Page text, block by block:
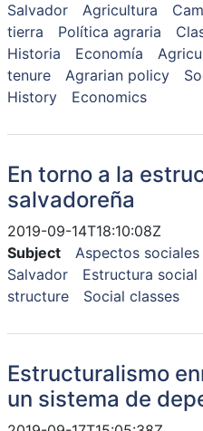
Salvador
Agricultura
tierra
Política agraria
Historia
Economía
tenure
Agrarian policy
History
Economics
En torno a la
salvadoreña
2019-09-14T18:10:08Z
Subject
Aspectos sociales
Salvador
Estructura social
structure
Social classes
Estructuralismo
un sistema de